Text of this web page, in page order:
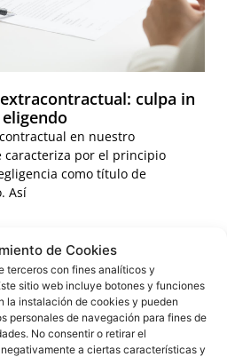
de Cookies
terceros con fines analíticos y
sitio web incluye botones y funciones
la instalación de cookies y pueden
personales de navegación para fines de
No consentir o retirar el
a ciertas características y
culpa in
en nuestro
por el principio
como título de
Así